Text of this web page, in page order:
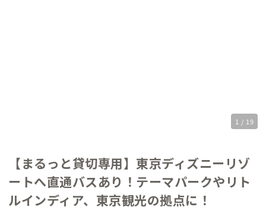
1 / 19
【まるっと貸切専用】東京ディズニーリゾ
ートへ直通バスあり！テーマパークやリト
ルインディア、東京観光の拠点に！